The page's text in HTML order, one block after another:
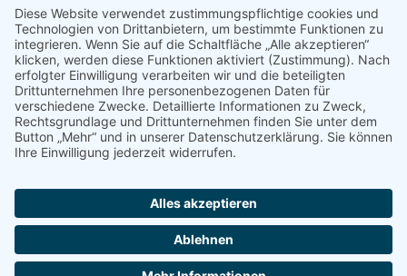
Stöppler Gebäudetechnik GmbH
Ottenhauser Str. 4
32791 Lage
05232 6971238
elektro@stoeppler-lage.de